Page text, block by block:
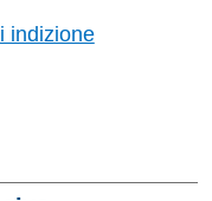
indizione